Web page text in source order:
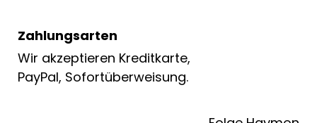
Zahlungsarten
Wir akzeptieren Kreditkarte,
PayPal, Sofortüberweisung.